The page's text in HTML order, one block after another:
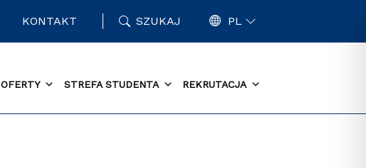
KONTAKT SZUKAJ PL
OFERTY STREFA STUDENTA REKRUTACJA